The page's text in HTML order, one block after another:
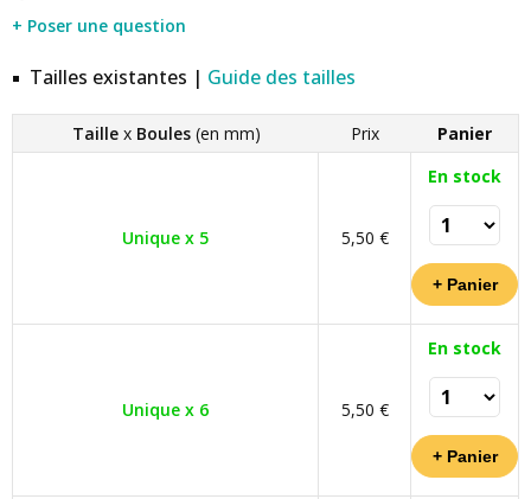
+ Poser une question
Tailles existantes | Guide des tailles
Taille x Boules (en mm) Prix Panier
Unique x 5 5,50 €
En stock
Unique x 6 5,50 €
En stock